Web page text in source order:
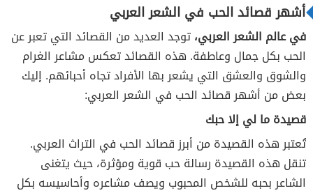
أشهر قصائد الحب في الشعر العربي
في عالم الشعر العربي،توجد العديد من القصائد التي تعبر عن
الحب بكل جمال وعاطفة. هذه القصائد تعكس مشاعر الغرام
والشوق والعشق التي يشعر بها الأفراد تجاه أحبائهم. إليك
بعض من أشهر قصائد الحب في الشعر العربي:
قصيدة ما لي إلا حبك
تُعتبر هذه القصيدة من أبرز قصائد الحب في التراث العربي.
تنقل هذه القصيدة رسالة حب قوية ومؤثرة، حيث يتغنى
الشاعر بحبه للشخص المحبوب ويصف مشاعره وأحاسيسه بكل